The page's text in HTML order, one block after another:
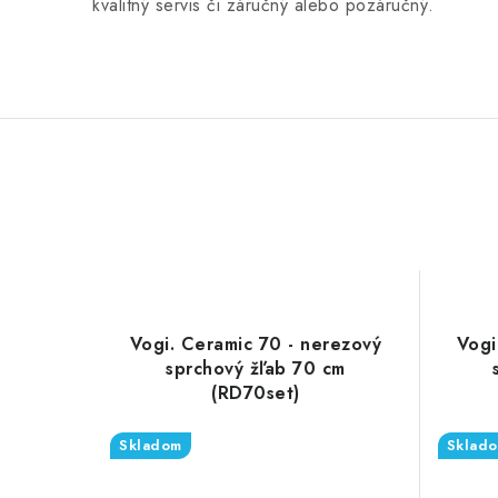
Vogi. Ceramic 70 - nerezový
sprchový žľab 70 cm
(RD70set)
Skladom